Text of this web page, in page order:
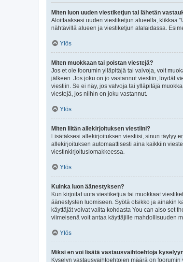
Miten luon uuden viestiketjun tai lähetän
Aloittaaksesi uuden viestiketjun alueella, klikkaa
nähtävillä alueen ja viestiketjun alalaidassa.
Ylös
Miten muokkaan tai poistan viestejä?
Jos et ole foorumin ylläpitäjä tai valvoja, voit
jälkeen. Jos joku on jo vastannut viestiin, löydät
viestiin. Se ei näy, jos valvoja tai ylläpitäjä
viestejä, jos niihin on joku vastannut.
Ylös
Miten liitän allekirjoituksen viestiini?
Lisätäksesi allekirjoituksen viestiisi, sinun täytyy
allekirjoituksen automaattisesti aina kaikkiin
viestinkirjoituslomakkeessa.
Ylös
Kuinka luon äänestyksen?
Kun kirjoitat uuta viestiketjua tai muokkaat
äänestysten luomiseen. Syötä otsikko ja ainakin
käyttäjät voivat valita kohdasta You can also set
viimeisenä voit antaa käyttäjille mahdollisuuden
Ylös
Miksi en voi lisätä vastausvaihtoehtoja
Kyselyn vastausvaihtoehtojen määrä on